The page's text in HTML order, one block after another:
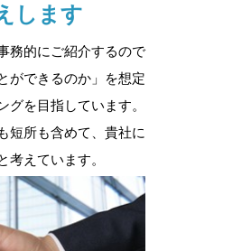
します
務的にご紹介するので
ができるのか」を想定
を目指しています。
短所も含めて、貴社に
えています。